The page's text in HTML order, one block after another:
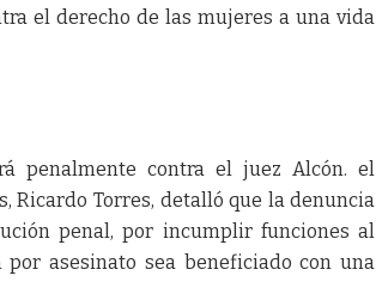
el derecho de las mujeres a una vida
penalmente contra el juez Alcón. el
Ricardo Torres, detalló que la denuncia
penal, por incumplir funciones al
asesinato sea beneficiado con una